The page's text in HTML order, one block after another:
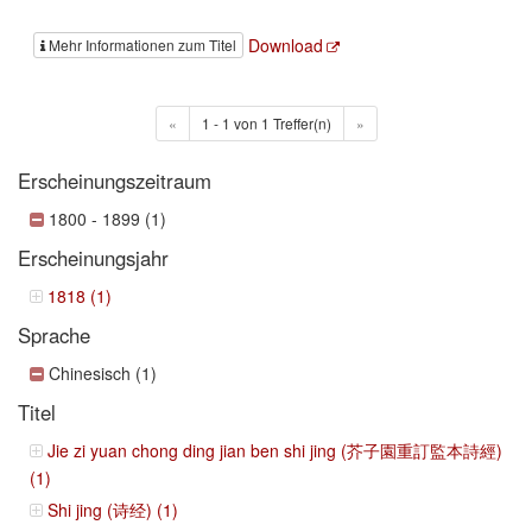
Mehr Informationen zum Titel Download
« 1 - 1 von 1 Treffer(n) »
Erscheinungszeitraum
1800 - 1899 (1)
Erscheinungsjahr
1818 (1)
Sprache
Chinesisch (1)
Titel
Jie zi yuan chong ding jian ben shi jing (芥子園重訂監本詩經)
(1)
Shi jing (诗经) (1)